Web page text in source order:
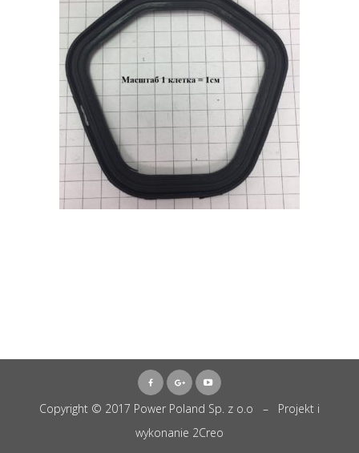
Copyright © 2017 Power Poland Sp. z o.o – Projekt i
wykonanie 2Creo